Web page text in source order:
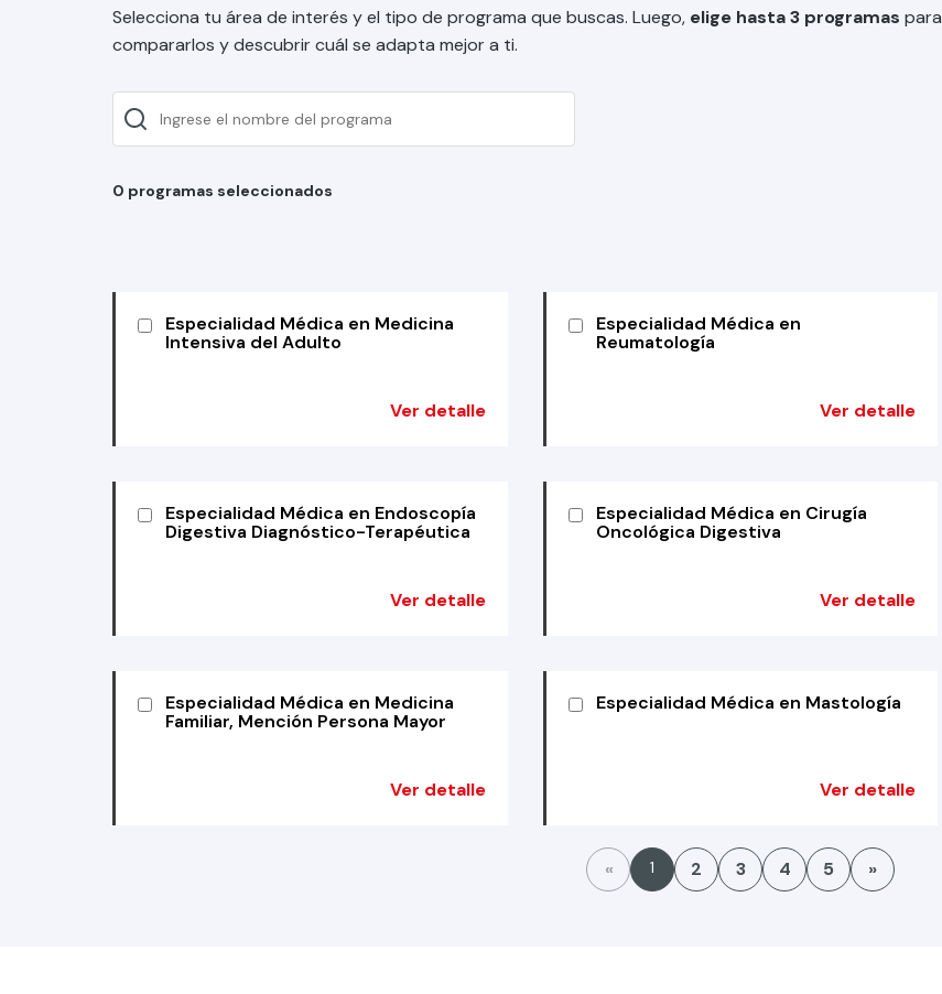
Selecciona tu área de interés y el tipo de programa que buscas. Luego, elige hasta 3 programas para
compararlos y descubrir cuál se adapta mejor a ti.
0 programas seleccionados
Especialidad Médica en Medicina
Intensiva del Adulto
Ver detalle
Especialidad Médica en
Reumatología
Ver detalle
Especialidad Médica en Endoscopía
Digestiva Diagnóstico-Terapéutica
Ver detalle
Especialidad Médica en Cirugía
Oncológica Digestiva
Ver detalle
Especialidad Médica en Medicina
Familiar, Mención Persona Mayor
Ver detalle
Especialidad Médica en Mastología
Ver detalle
« 1 2 3 4 5 »